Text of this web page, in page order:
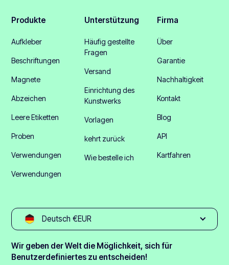
Produkte
Aufkleber
Beschriftungen
Magnete
Abzeichen
Leere Etiketten
Proben
Verwendungen
Verwendungen
Unterstützung
Häufig gestellte
Fragen
Versand
Einrichtung des
Kunstwerks
Vorlagen
kehrt zurück
Wie bestelle ich
Firma
Über
Garantie
Nachhaltigkeit
Kontakt
Blog
API
Kartfahren
Deutsch €EUR
Wir geben der Welt die Möglichkeit, sich für
Benutzerdefiniertes zu entscheiden!